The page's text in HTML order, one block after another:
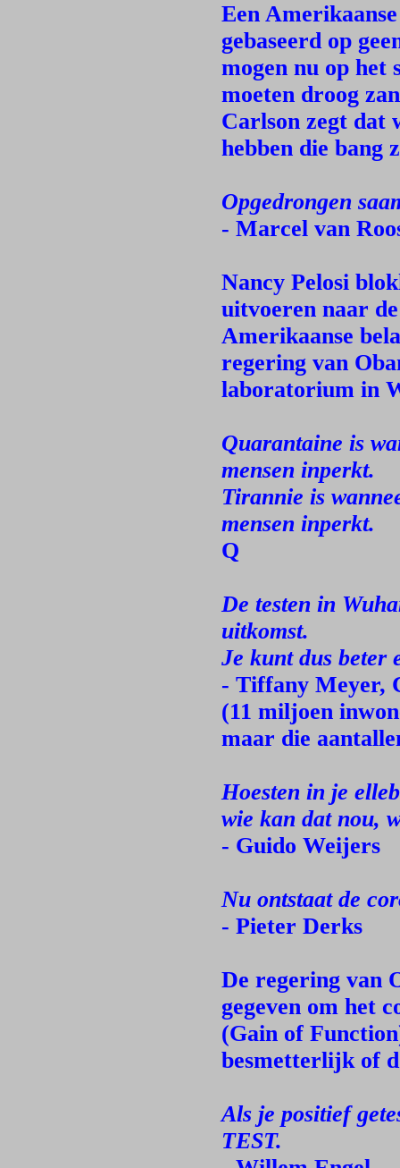
Een
gebaseerd op
mogen nu op het
moeten droog
Carlson zegt dat
hebben die bang
Opgedrongen
- Marcel van
Nancy Pelosi
uitvoeren naar
Amerikaanse
regering van
laboratorium in
Quarantaine is
mensen inperkt.
Tirannie is
mensen inperkt.
Q
De testen in
uitkomst.
Je kunt dus beter
- Tiffany Meyer,
(11 miljoen
maar die
Hoesten in je
wie kan dat nou,
- Guido Weijers
Nu ontstaat de
- Pieter Derks
De regering van
gegeven om het
(Gain of
besmetterlijk of
Als je positief
TEST.